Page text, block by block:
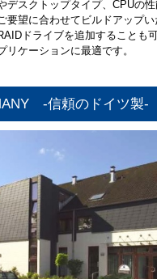
デスクトップタイプ、CPUの
要望に合わせてビルドアップい
ドライブを追加することも
ケーションに最適です。
-信頼のドイツ製-